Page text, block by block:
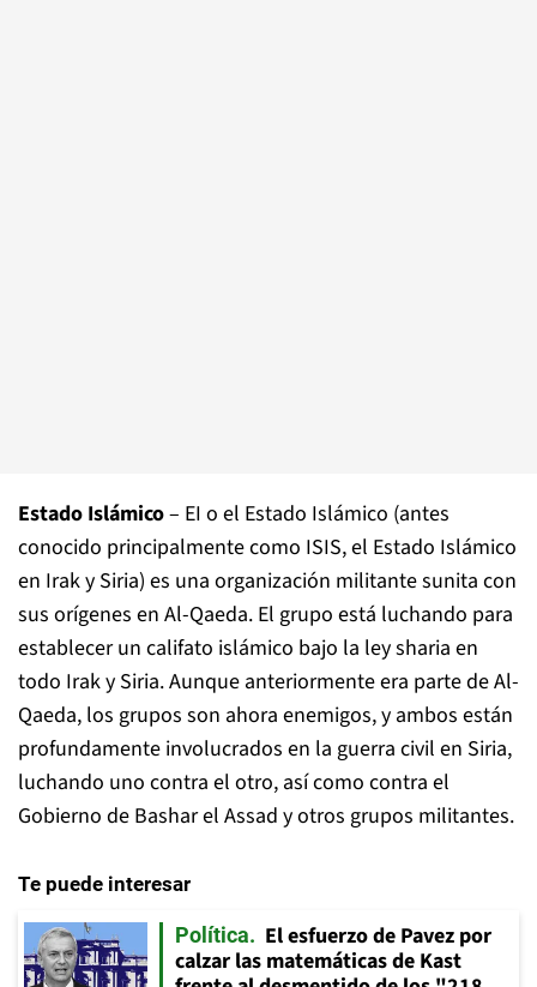
Estado Islámico– EI o el Estado Islámico (antes
conocido principalmente como ISIS, el Estado Islámico
en Irak y Siria) es una organización militante sunita con
sus orígenes en Al-Qaeda. El grupo está luchando para
establecer un califato islámico bajo la ley sharia en
todo Irak y Siria. Aunque anteriormente era parte de Al-
Qaeda, los grupos son ahora enemigos, y ambos están
profundamente involucrados en la guerra civil en Siria,
luchando uno contra el otro, así como contra el
Gobierno de Bashar el Assad y otros grupos militantes.
Te puede interesar
Política
El esfuerzo de Pavez por
calzar las matemáticas de Kast